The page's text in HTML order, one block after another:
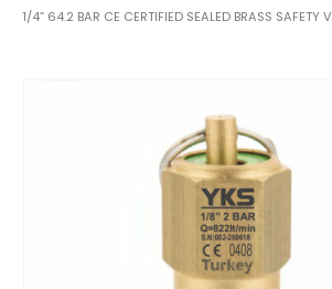
1/4” 64.2 BAR CE CERTIFIED SEALED BRASS SAFETY